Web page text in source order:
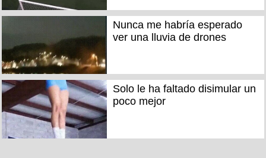
Nunca me habría esperado
ver una lluvia de drones
Solo le ha faltado disimular un
poco mejor